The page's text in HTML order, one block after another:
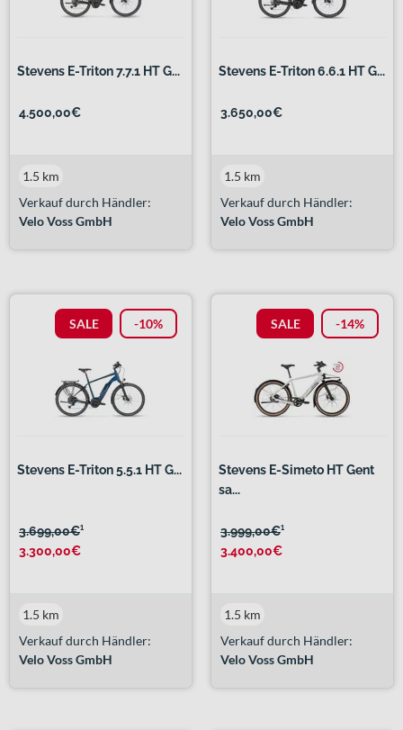
Stevens E-Triton 7.7.1 HT G...
4.500,00€
Verkauf durch Händler:
Velo Voss GmbH
1.5 km
Stevens E-Triton 6.6.1 HT G...
3.650,00€
Verkauf durch Händler:
Velo Voss GmbH
1.5 km
SALE -10%
Stevens E-Triton 5.5.1 HT G...
3.699,00€¹
3.300,00€
Verkauf durch Händler:
Velo Voss GmbH
1.5 km
SALE -14%
Stevens E-Simeto HT Gent
sa...
3.999,00€¹
3.400,00€
Verkauf durch Händler:
Velo Voss GmbH
1.5 km